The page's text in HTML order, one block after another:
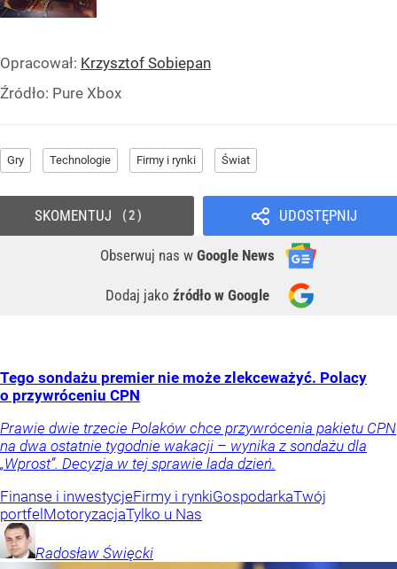
Opracował: Krzysztof Sobiepan
Źródło: Pure Xbox
Gry Technologie Firmy i rynki Świat
UDOSTĘPNIJ
Obserwuj nas w Google News
Dodaj jako źródło w Google
SKOMENTUJ 2
Tego sondażu premier nie może zlekceważyć. Polacy
o przywróceniu CPN
Prawie dwie trzecie Polaków chce przywrócenia pakietu CPN
na dwa ostatnie tygodnie wakacji – wynika z sondażu dla
„Wprost”. Decyzja w tej sprawie lada dzień.
Finanse i inwestycjeFirmy i rynkiGospodarkaTwój
portfelMotoryzacjaTylko u Nas
Radosław Święcki